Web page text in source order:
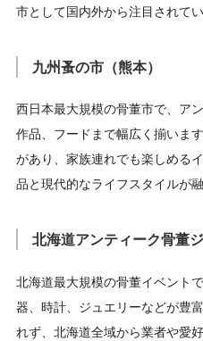
市として国内外から注目されてい
九州蚤の市（熊本）
西日本最大規模の骨董市で、ア
作品、フードまで幅広く揃いま
があり、家族連れでも楽しめる
品と現代的なライフスタイルが
北海道アンティーク骨董
北海道最大規模の骨董イベント
器、時計、ジュエリーなどが豊
れず、北海道全域から業者や愛